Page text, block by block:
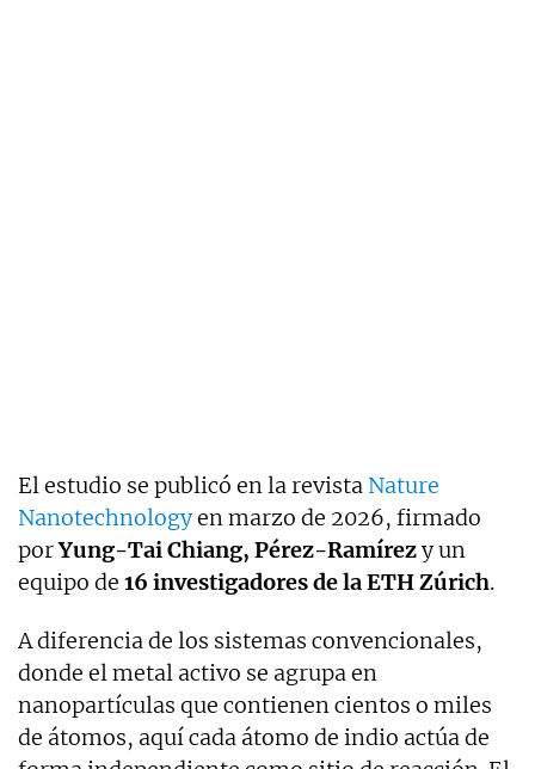
El estudio se publicó en la revista Nature
Nanotechnologyen marzo de 2026, firmado
porYung-Tai Chiang, Pérez-Ramírezy un
equipo de 16 investigadores de la ETH Zúrich.
A diferencia de los sistemas convencionales,
donde el metal activo se agrupa en
nanopartículas que contienen cientos o miles
de átomos, aquí cada átomo de indio actúa de